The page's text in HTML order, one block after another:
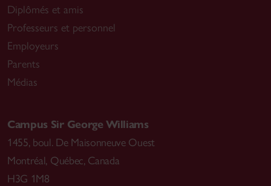
Diplômés et amis
Professeurs et personnel
Employeurs
Parents
Médias
Campus Sir George Williams
1455, boul. De Maisonneuve Ouest
Montréal, Québec, Canada
H3G 1M8